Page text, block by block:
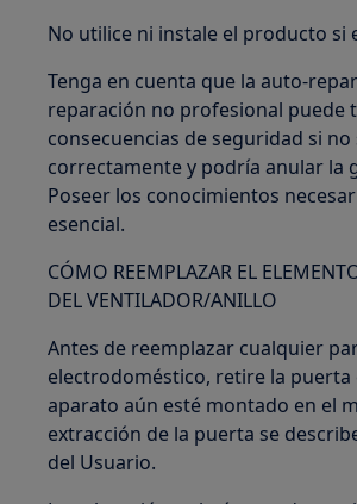
No utilice ni instale el producto si
Tenga en cuenta que la auto-
reparación no profesional puede
consecuencias de seguridad si no
correctamente y podría anular la
Poseer los conocimientos
esencial.
CÓMO REEMPLAZAR EL
DEL VENTILADOR/ANILLO
Antes de reemplazar cualquier
electrodoméstico, retire la puerta
aparato aún esté montado en el
extracción de la puerta se
del Usuario.